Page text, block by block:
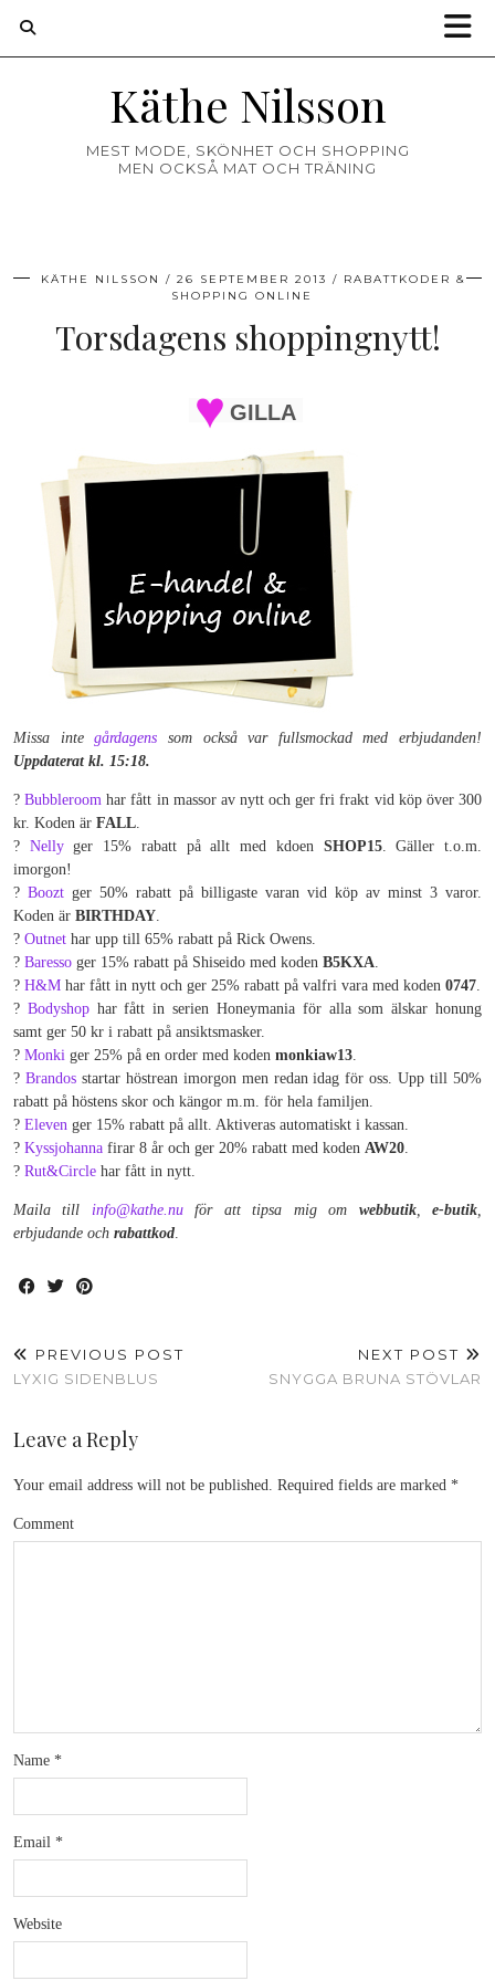
Käthe Nilsson
MEST MODE, SKÖNHET OCH SHOPPING
MEN OCKSÅ MAT OCH TRÄNING
KÄTHE NILSSON 26 SEPTEMBER 2013
RABATTKODER &
SHOPPING ONLINE
Torsdagens shoppingnytt!
GILLA
Missa integårdagens som också var fullsmockad med erbjudanden!
Uppdaterat kl. 15:18.
?Bubbleroom har fått in massor av nytt och ger fri frakt vid köp över 300
kr. Koden är FALL.
? Nellyger 15% rabatt på allt med kdoen SHOP15. Gäller t.o.m.
imorgon!
? Boozt ger 50% rabatt på billigaste varan vid köp av minst 3 varor.
Koden är BIRTHDAY.
? Outnet har upp till 65% rabatt på Rick Owens.
? Baresso ger 15% rabatt på Shiseido med koden B5KXA.
? H&M har fått in nytt och ger 25% rabatt på valfri vara med koden 0747.
? Bodyshophar fått in serien Honeymania för alla som älskar honung
samt ger 50 kr i rabatt på ansiktsmasker.
? Monki ger 25% på en order med koden monkiaw13.
? Brandosstartar höstrean imorgon men redan idag för oss. Upp till 50%
rabatt på höstens skor och kängor m.m. för hela familjen.
? Eleven ger 15% rabatt på allt. Aktiveras automatiskt i kassan.
? Kyssjohanna firar 8 år och ger 20% rabatt med koden AW20.
? Rut&Circle har fått in nytt.
Maila till info@kathe.nuför att tipsa mig om webbutik,e-butik,
erbjudande och rabattkod.
PREVIOUS POST
LYXIG SIDENBLUS
NEXT POST
SNYGGA BRUNA STÖVLAR
Leave a Reply
Your email address will not be published. Required fields are marked *
Comment
Name *
Email *
Website